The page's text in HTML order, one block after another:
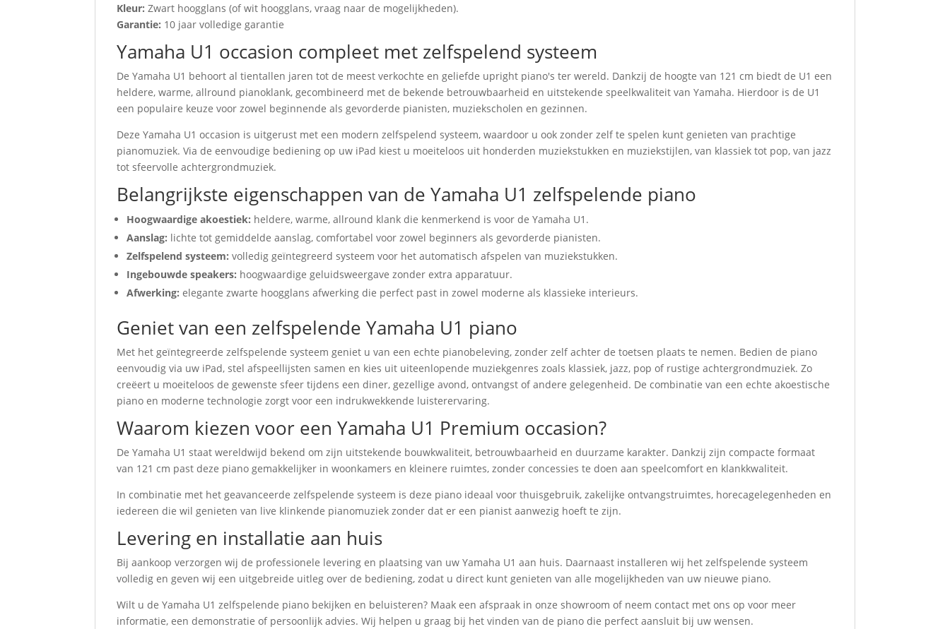
Kleur: Zwart hoogglans (of wit hoogglans, vraag naar de mogelijkheden).
Garantie: 10 jaar volledige garantie
Yamaha U1 occasion compleet met zelfspelend systeem
De Yamaha U1 behoort al tientallen jaren tot de meest verkochte en geliefde upright piano's ter wereld. Dankzij de hoogte van 121 cm biedt de U1 een
heldere, warme, allround pianoklank, gecombineerd met de bekende betrouwbaarheid en uitstekende speelkwaliteit van Yamaha. Hierdoor is de U1
een populaire keuze voor zowel beginnende als gevorderde pianisten, muziekscholen en gezinnen.
Deze Yamaha U1 occasion is uitgerust met een modern zelfspelend systeem, waardoor u ook zonder zelf te spelen kunt genieten van prachtige
pianomuziek. Via de eenvoudige bediening op uw iPad kiest u moeiteloos uit honderden muziekstukken en muziekstijlen, van klassiek tot pop, van jazz
tot sfeervolle achtergrondmuziek.
Belangrijkste eigenschappen van de Yamaha U1 zelfspelende piano
Hoogwaardige akoestiek: heldere, warme, allround klank die kenmerkend is voor de Yamaha U1.
Aanslag: lichte tot gemiddelde aanslag, comfortabel voor zowel beginners als gevorderde pianisten.
Zelfspelend systeem: volledig geïntegreerd systeem voor het automatisch afspelen van muziekstukken.
Ingebouwde speakers: hoogwaardige geluidsweergave zonder extra apparatuur.
Afwerking: elegante zwarte hoogglans afwerking die perfect past in zowel moderne als klassieke interieurs.
Geniet van een zelfspelende Yamaha U1 piano
Met het geïntegreerde zelfspelende systeem geniet u van een echte pianobeleving, zonder zelf achter de toetsen plaats te nemen. Bedien de piano
eenvoudig via uw iPad, stel afspeellijsten samen en kies uit uiteenlopende muziekgenres zoals klassiek, jazz, pop of rustige achtergrondmuziek. Zo
creëert u moeiteloos de gewenste sfeer tijdens een diner, gezellige avond, ontvangst of andere gelegenheid. De combinatie van een echte akoestische
piano en moderne technologie zorgt voor een indrukwekkende luisterervaring.
Waarom kiezen voor een Yamaha U1 Premium occasion?
De Yamaha U1 staat wereldwijd bekend om zijn uitstekende bouwkwaliteit, betrouwbaarheid en duurzame karakter. Dankzij zijn compacte formaat
van 121 cm past deze piano gemakkelijker in woonkamers en kleinere ruimtes, zonder concessies te doen aan speelcomfort en klankkwaliteit.
In combinatie met het geavanceerde zelfspelende systeem is deze piano ideaal voor thuisgebruik, zakelijke ontvangstruimtes, horecagelegenheden en
iedereen die wil genieten van live klinkende pianomuziek zonder dat er een pianist aanwezig hoeft te zijn.
Levering en installatie aan huis
Bij aankoop verzorgen wij de professionele levering en plaatsing van uw Yamaha U1 aan huis. Daarnaast installeren wij het zelfspelende systeem
volledig en geven wij een uitgebreide uitleg over de bediening, zodat u direct kunt genieten van alle mogelijkheden van uw nieuwe piano.
Wilt u de Yamaha U1 zelfspelende piano bekijken en beluisteren? Maak een afspraak in onze showroom of neem contact met ons op voor meer
informatie, een demonstratie of persoonlijk advies. Wij helpen u graag bij het vinden van de piano die perfect aansluit bij uw wensen.